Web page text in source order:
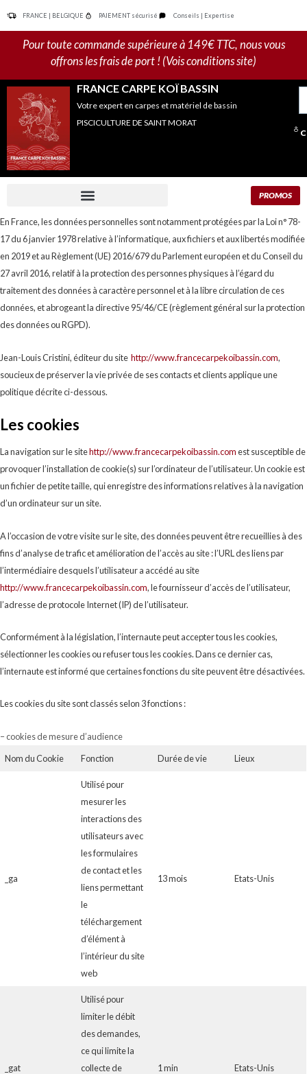
contenu
FRANCE | BELGIQUE PAIEMENT sécurisé Conseils | Expertise
Pour toute commande supérieure à 149€ TTC, nous vous
offrons les frais de port ! (Vois conditions site)
FRANCE CARPE KOÏ BASSIN
Votre expert en carpes et matériel de bassin
PISCICULTURE DE SAINT MORAT
PROMOS
En France, les données personnelles sont notamment protégées par la Loi n° 78-
17 du 6 janvier 1978 relative à l’informatique, aux fichiers et aux libertés modifiée
en 2019 et au Règlement (UE) 2016/679 du Parlement européen et du Conseil du
27 avril 2016, relatif à la protection des personnes physiques à l’égard du
traitement des données à caractère personnel et à la libre circulation de ces
données, et abrogeant la directive 95/46/CE (règlement général sur la protection
des données ou RGPD).
Jean-Louis Cristini, éditeur du site http://www.francecarpekoibassin.com,
soucieux de préserver la vie privée de ses contacts et clients applique une
politique décrite ci-dessous.
Les cookies
La navigation sur le sitehttp://www.francecarpekoibassin.comest susceptible de
provoquer l’installation de cookie(s) sur l’ordinateur de l’utilisateur. Un cookie est
un fichier de petite taille, qui enregistre des informations relatives à la navigation
d’un ordinateur sur un site.
A l’occasion de votre visite sur le site, des données peuvent être recueillies à des
fins d’analyse de trafic et amélioration de l’accès au site : l’URL des liens par
l’intermédiaire desquels l’utilisateur a accédé au site
http://www.francecarpekoibassin.com, le fournisseur d’accès de l’utilisateur,
l’adresse de protocole Internet (IP) de l’utilisateur.
Conformément à la législation, l’internaute peut accepter tous les cookies,
sélectionner les cookies ou refuser tous les cookies. Dans ce dernier cas,
l’internaute est informé que certaines fonctions du site peuvent être désactivées.
Les cookies du site sont classés selon 3 fonctions :
– cookies de mesure d’audience
Nom du Cookie
Fonction Durée de vie Lieux
_ga
Utilisé pour
mesurer les
interactions des
utilisateurs avec
les formulaires
de contact et les
liens permettant
le
téléchargement
d’élément à
l’intérieur du site
web
13 mois Etats-Unis
_gat
Utilisé pour
limiter le débit
des demandes,
ce qui limite la
collecte de
1 min Etats-Unis